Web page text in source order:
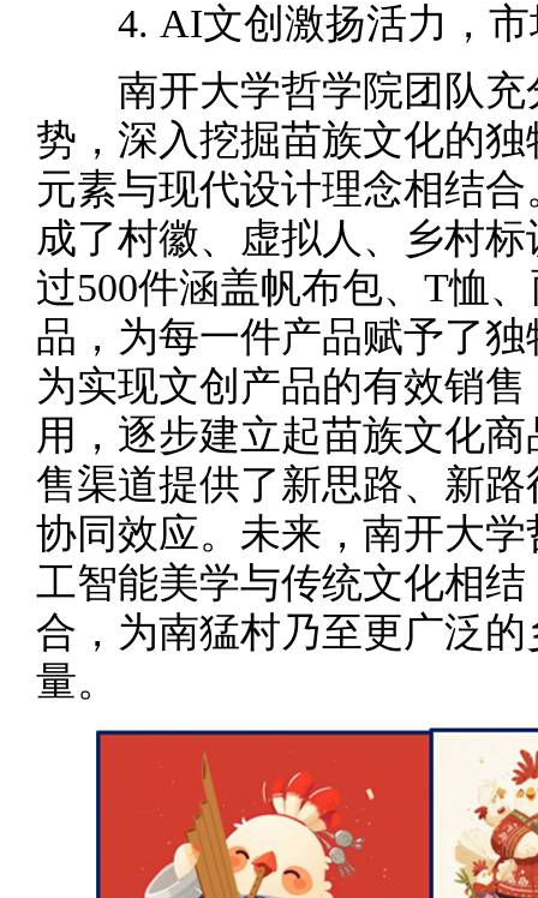
4. AI文创激扬活力，市
南开大学哲学院团队充
势，深入挖掘苗族文化的
元素与现代设计理念相结
成了村徽、虚拟人、乡村
过500件涵盖帆布包、T恤
品，为每一件产品赋予了
为实现文创产品的有效销
用，逐步建立起苗族文化
售渠道提供了新思路、新
协同效应。未来，南开大
工智能美学与传统文化相结
合，为南猛村乃至更广泛
量。